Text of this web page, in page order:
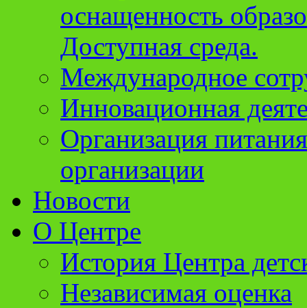
оснащенность
Доступная среда.
Международное
Инновационная
Организация
организации
Новости
О Центре
История Центра
Независимая оценка